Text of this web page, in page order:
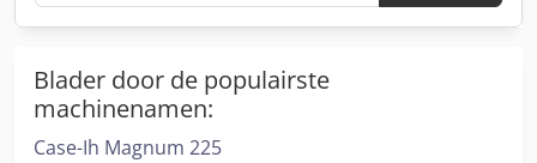
Blader door de populairste
machinenamen:
Case-Ih Magnum 225